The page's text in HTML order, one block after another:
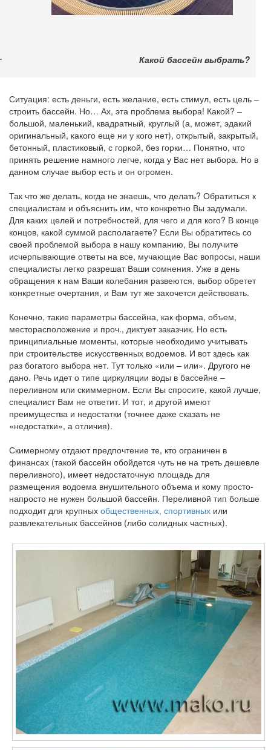
Какой бассейн выбрать?
Ситуация: есть деньги, есть желание, есть стимул, есть цель –
строить бассейн. Но… Ах, эта проблема выбора! Какой? –
большой, маленький, квадратный, круглый (а, может, эдакий
оригинальный, какого еще ни у кого нет), открытый, закрытый,
бетонный, пластиковый, с горкой, без горки… Понятно, что
принять решение намного легче, когда у Вас нет выбора. Но в
данном случае выбор есть и он огромен.
Так что же делать, когда не знаешь, что делать? Обратиться к
специалистам и объяснить им, что конкретно Вы задумали.
Для каких целей и потребностей, для чего и для кого? В конце
концов, какой суммой располагаете? Если Вы обратитесь со
своей проблемой выбора в нашу компанию, Вы получите
исчерпывающие ответы на все, мучающие Вас вопросы, наши
специалисты легко разрешат Ваши сомнения. Уже в день
обращения к нам Ваши колебания развеются, выбор обретет
конкретные очертания, и Вам тут же захочется действовать.
Конечно, такие параметры бассейна, как форма, объем,
месторасположение и проч., диктует заказчик. Но есть
принципиальные моменты, которые необходимо учитывать
при строительстве искусственных водоемов. И вот здесь как
раз богатого выбора нет. Тут только «или – или». Другого не
дано. Речь идет о типе циркуляции воды в бассейне –
переливном или скиммерном. Если Вы спросите, какой лучше,
специалист Вам не ответит. И тот, и другой имеют
преимущества и недостатки (точнее даже сказать не
«недостатки», а отличия).
Скимерному отдают предпочтение те, кто ограничен в
финансах (такой бассейн обойдется чуть не на треть дешевле
переливного), имеет недостаточную площадь для
размещения водоема внушительного объема и кому просто-
напросто не нужен большой бассейн. Переливной тип больше
подходит для крупных общественных, спортивных или
развлекательных бассейнов (либо солидных частных).